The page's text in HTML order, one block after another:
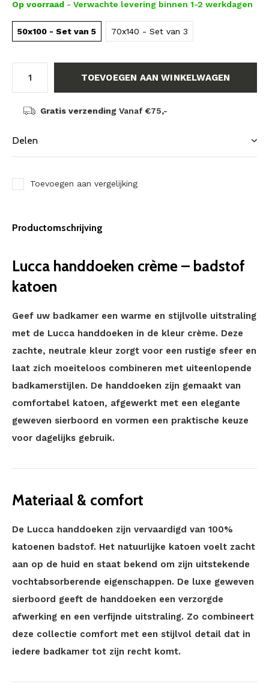
Op voorraad - Verwachte levering binnen 1-2 werkdagen
50x100 - Set van 5 70x140 - Set van 3
TOEVOEGEN AAN WINKELWAGEN
Gratis verzending Vanaf €75,-
Delen
Toevoegen aan vergelijking
Productomschrijving
Lucca handdoeken crème – badstof
katoen
Geef uw badkamer een warme en stijlvolle uitstraling
met de Lucca handdoeken in de kleur crème. Deze
zachte, neutrale kleur zorgt voor een rustige sfeer en
laat zich moeiteloos combineren met uiteenlopende
badkamerstijlen. De handdoeken zijn gemaakt van
comfortabel katoen, afgewerkt met een elegante
geweven sierboord en vormen een praktische keuze
voor dagelijks gebruik.
Materiaal & comfort
De Lucca handdoeken zijn vervaardigd van 100%
katoenen badstof. Het natuurlijke katoen voelt zacht
aan op de huid en staat bekend om zijn uitstekende
vochtabsorberende eigenschappen. De luxe geweven
sierboord geeft de handdoeken een verzorgde
afwerking en een verfijnde uitstraling. Zo combineert
deze collectie comfort met een stijlvol detail dat in
iedere badkamer tot zijn recht komt.